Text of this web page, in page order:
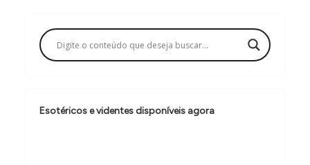
a
ç
o
d
Esotéricos e videntes disponíveis agora